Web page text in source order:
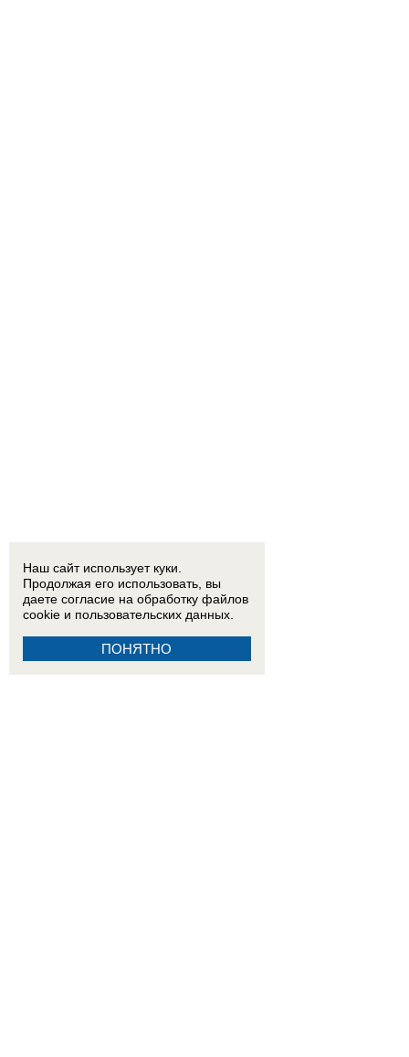
Наш сайт использует куки.
Продолжая его использовать, вы
даете согласие на обработку файлов
cookie и пользовательских данных.
ПОНЯТНО